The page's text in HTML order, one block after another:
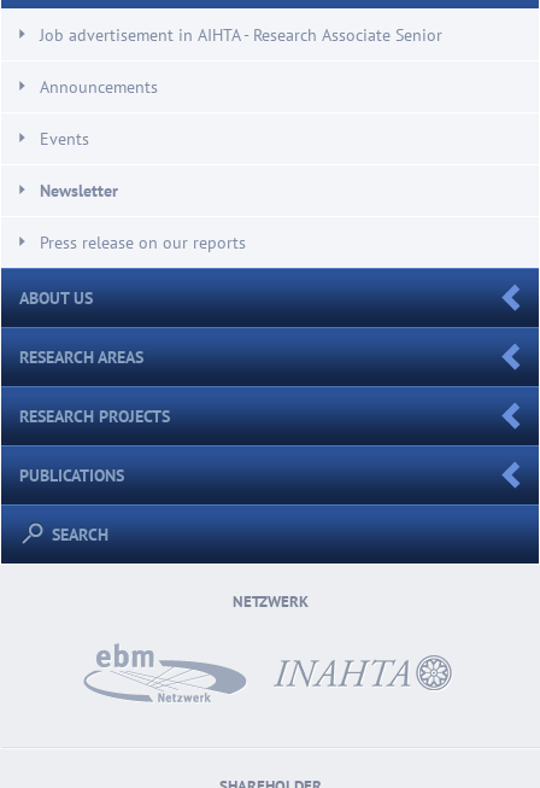
Job advertisement in AIHTA - Research Associate Senior
Announcements
Events
Newsletter
Press release on our reports
ABOUT US
RESEARCH AREAS
RESEARCH PROJECTS
PUBLICATIONS
SEARCH
NETZWERK